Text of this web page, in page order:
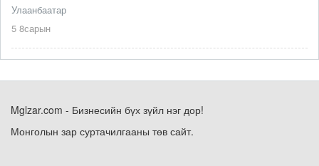
Улаанбаатар
5 8сарын
Mglzar.com - Бизнесийн бүх зүйл нэг дор!
Монголын зар суртачилгааны төв сайт.